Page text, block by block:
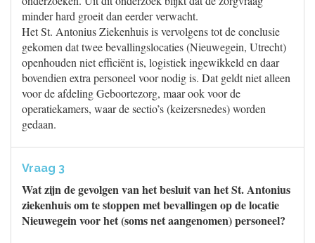
minder hard groeit dan eerder verwacht.
Het St. Antonius Ziekenhuis is vervolgens tot de conclusie
gekomen dat twee bevallingslocaties (Nieuwegein, Utrecht)
openhouden niet efficiënt is, logistiek ingewikkeld en daar
bovendien extra personeel voor nodig is. Dat geldt niet alleen
voor de afdeling Geboortezorg, maar ook voor de
operatiekamers, waar de sectio’s (keizersnedes) worden
gedaan.
Vraag 3
Wat zijn de gevolgen van het besluit van het St. Antonius
ziekenhuis om te stoppen met bevallingen op de locatie
Nieuwegein voor het (soms net aangenomen) personeel?